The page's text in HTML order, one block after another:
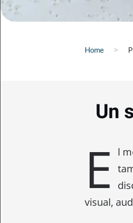
Home
Un
E
l
visual,